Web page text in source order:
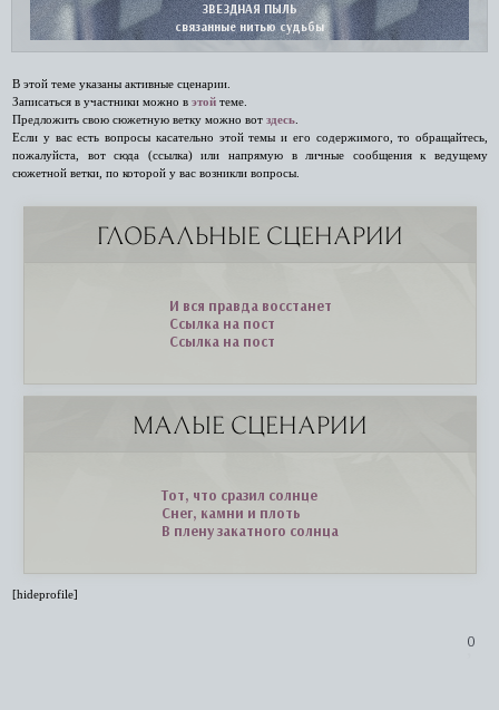
ЗВЕЗДНАЯ ПЫЛЬ
связанные нитью судьбы
В этой теме указаны активные сценарии.
Записаться в участники можно в этой теме.
Предложить свою сюжетную ветку можно вот здесь
Если у вас есть вопросы касательно этой темы и его содержимого, то обращайтесь,
пожалуйста, вот сюда (ссылка) или напрямую в личные сообщения к ведущему
сюжетной ветки, по которой у вас возникли вопросы.
ГЛОБАЛЬНЫЕ СЦЕНАРИИ
И вся правда восстанет
Ссылка на пост
Ссылка на пост
МАЛЫЕ СЦЕНАРИИ
Тот, что сразил солнце
Снег, камни и плоть
В плену закатного солнца
[hideprofile]
0